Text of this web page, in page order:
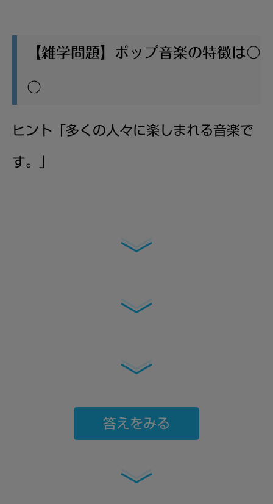
【雑学問題】ポップ音楽の特徴は〇
〇
ヒント「 多くの人々に楽しまれる音楽で
す。
答えをみる